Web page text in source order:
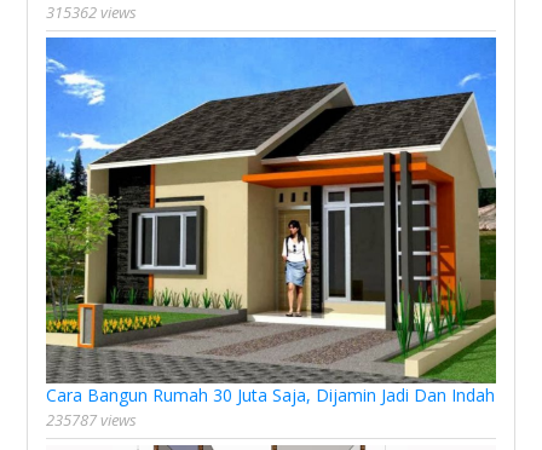
315362 views
Cara Bangun Rumah 30 Juta Saja, Dijamin Jadi Dan Indah
235787 views